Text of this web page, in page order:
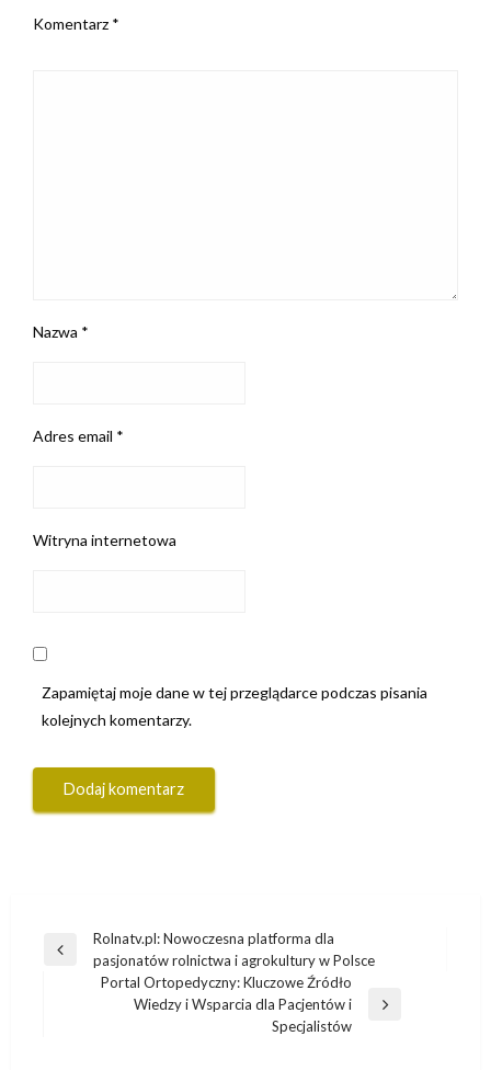
Komentarz *
Nazwa *
Adres email *
Witryna internetowa
Zapamiętaj moje dane w tej przeglądarce podczas pisania
kolejnych komentarzy.
Nawigacja
wpisu
Poprzedni
Rolnatv.pl: Nowoczesna platforma dla
pasjonatów rolnictwa i agrokultury w Polsce
Portal Ortopedyczny: Kluczowe Źródło
Wiedzy i Wsparcia dla Pacjentów i
Specjalistów